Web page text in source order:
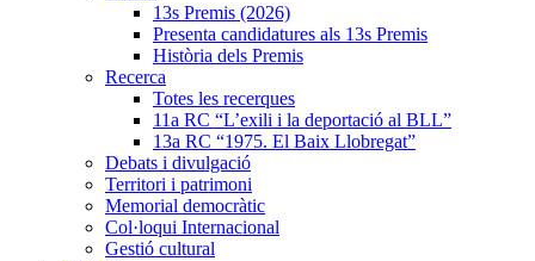
13s Premis (2026)
Presenta candidatures als 13s Premis
Història dels Premis
Recerca
Totes les recerques
11a RC “L’exili i la deportació al BLL”
13a RC “1975. El Baix Llobregat”
Debats i divulgació
Territori i patrimoni
Memorial democràtic
Col·loqui Internacional
Gestió cultural